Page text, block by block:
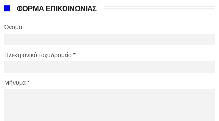
ΦΟΡΜΑ ΕΠΙΚΟΙΝΩΝΙΑΣ
Όνομα
Ηλεκτρονικό ταχυδρομείο *
Μήνυμα *